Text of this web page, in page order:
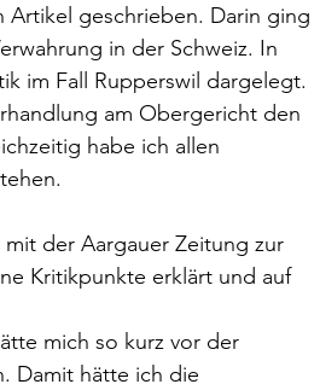
Artikel geschrieben. Darin ging
in der Schweiz. In
im Fall Rupperswil dargelegt.
am Obergericht den
habe ich allen
der Aargauer Zeitung zur
Kritikpunkte erklärt und auf
mich so kurz vor der
Damit hätte ich die